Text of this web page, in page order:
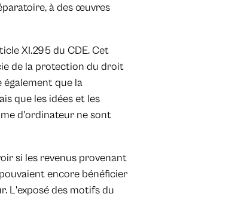
à des œuvres
XI.295 du CDE. Cet
de la protection du droit
également que la
que les idées et les
d'ordinateur ne sont
si les revenus provenant
encore bénéficier
L'exposé des motifs du